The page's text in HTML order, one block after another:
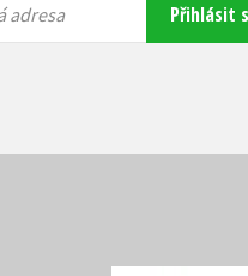
adresa Přihlásit